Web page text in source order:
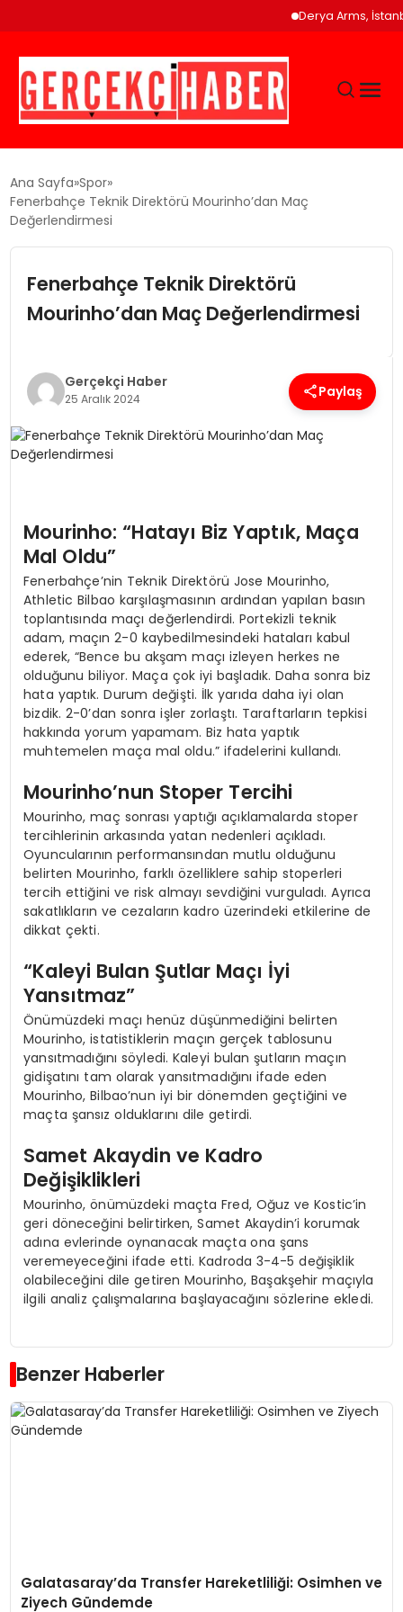
Derya Arms,
GÜNCEL
EĞITIM
EKONOMI
SAĞLIK
SPOR
YAŞAM
Ana Sayfa Spor
Fenerbahçe Teknik Direktörü Mourinho’dan Maç
Değerlendirmesi
Fenerbahçe Teknik Direktörü
Mourinho’dan Maç Değerlendirmesi
Gerçekçi Haber
25 Aralık 2024 Paylaş
Mourinho: “Hatayı Biz Yaptık, Maça
Mal Oldu”
Fenerbahçe’nin Teknik Direktörü Jose Mourinho,
Athletic Bilbao karşılaşmasının ardından yapılan basın
toplantısında maçı değerlendirdi. Portekizli teknik
adam, maçın 2-0 kaybedilmesindeki hataları kabul
ederek, “Bence bu akşam maçı izleyen herkes ne
olduğunu biliyor. Maça çok iyi başladık. Daha sonra biz
hata yaptık. Durum değişti. İlk yarıda daha iyi olan
bizdik. 2-0’dan sonra işler zorlaştı. Taraftarların tepkisi
hakkında yorum yapamam. Biz hata yaptık
muhtemelen maça mal oldu.” ifadelerini kullandı.
Mourinho’nun Stoper Tercihi
Mourinho, maç sonrası yaptığı açıklamalarda stoper
tercihlerinin arkasında yatan nedenleri açıkladı.
Oyuncularının performansından mutlu olduğunu
belirten Mourinho, farklı özelliklere sahip stoperleri
tercih ettiğini ve risk almayı sevdiğini vurguladı. Ayrıca
sakatlıkların ve cezaların kadro üzerindeki etkilerine de
dikkat çekti.
“Kaleyi Bulan Şutlar Maçı İyi
Yansıtmaz”
Önümüzdeki maçı henüz düşünmediğini belirten
Mourinho, istatistiklerin maçın gerçek tablosunu
yansıtmadığını söyledi. Kaleyi bulan şutların maçın
gidişatını tam olarak yansıtmadığını ifade eden
Mourinho, Bilbao’nun iyi bir dönemden geçtiğini ve
maçta şansız olduklarını dile getirdi.
Samet Akaydin ve Kadro
Değişiklikleri
Mourinho, önümüzdeki maçta Fred, Oğuz ve Kostic’in
geri döneceğini belirtirken, Samet Akaydin’i korumak
adına evlerinde oynanacak maçta ona şans
veremeyeceğini ifade etti. Kadroda 3-4-5 değişiklik
olabileceğini dile getiren Mourinho, Başakşehir maçıyla
ilgili analiz çalışmalarına başlayacağını sözlerine ekledi.
Benzer Haberler
Galatasaray’da Transfer Hareketliliği: Osimhen ve
Ziyech Gündemde